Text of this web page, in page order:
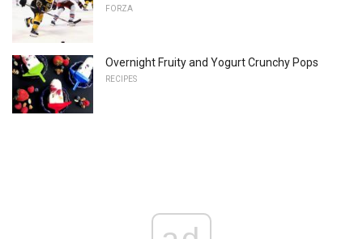
FORZA
Overnight Fruity and Yogurt Crunchy Pops
RECIPES